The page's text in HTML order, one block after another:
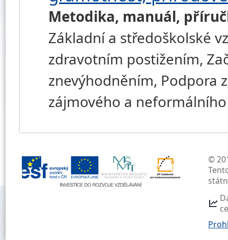
Metodika, manuál,
Základní a středoškolské
zdravotním postižením,
znevýhodněním, Podpora
zájmového a
©